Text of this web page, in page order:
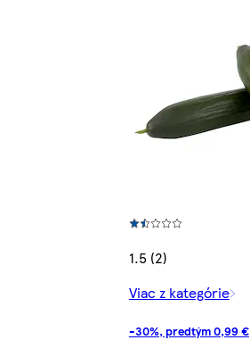
1.5 (2)
Viac z kategórie
-30%, predtým 0,99 €